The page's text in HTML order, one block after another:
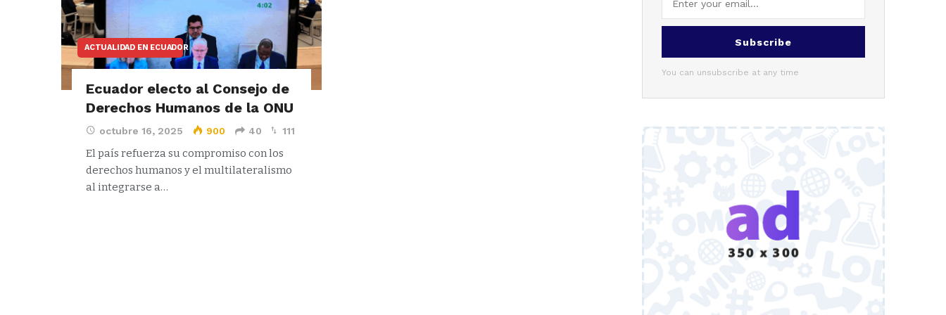
ACTUALIDAD EN ECUADOR
Ecuador electo al Consejo de
Derechos Humanos de la ONU
octubre 16, 2025 900 40 111
El país refuerza su compromiso con los
derechos humanos y el multilateralismo
al integrarse a…
Subscribe
You can unsubscribe at any time